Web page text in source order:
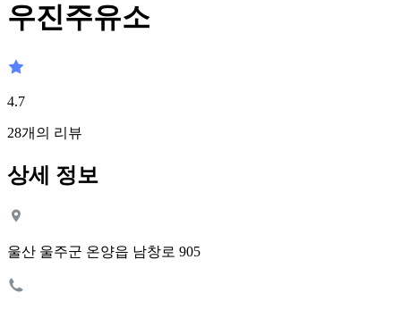
우진주유소
4.7
28개의 리뷰
상세 정보
울산 울주군 온양읍 남창로 905